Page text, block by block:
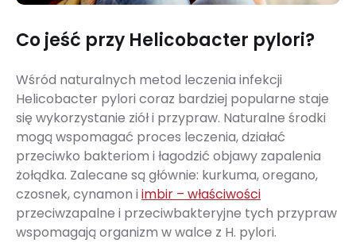
Co jeść przy Helicobacter pylori?
Wśród naturalnych metod leczenia infekcji
Helicobacter pylori coraz bardziej popularne staje
się wykorzystanie ziół i przypraw. Naturalne środki
mogą wspomagać proces leczenia, działać
przeciwko bakteriom i łagodzić objawy zapalenia
żołądka. Zalecane są głównie: kurkuma, oregano,
czosnek, cynamon i imbir – właściwości
przeciwzapalne i przeciwbakteryjne tych przypraw
wspomagają organizm w walce z H. pylori.